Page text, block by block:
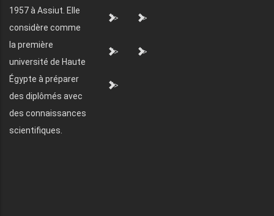
1957 à Assiut. Elle
considère comme
la première
université de Haute
Égypte à préparer
des diplômés avec
des connaissances
scientifiques.
"> ">
"> ">
">